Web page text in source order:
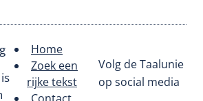
Footer
menu
Home
Zoek een
rijke tekst
Volg de Taalunie
op social media